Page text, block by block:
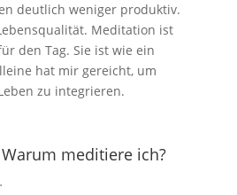
deutlich weniger produktiv.
Meditation ist
den Tag. Sie ist wie ein
hat mir gereicht, um
zu integrieren.
meditiere ich?